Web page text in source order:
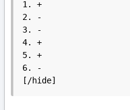
1. +
2. -
3. -
4. +
5. +
6. -